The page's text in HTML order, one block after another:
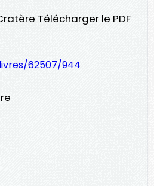
Télécharger le PDF
62507/944